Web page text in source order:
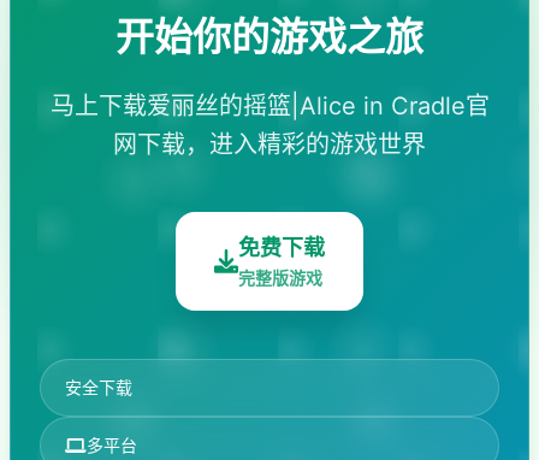
开始你的游戏之旅
马上下载爱丽丝的摇篮|Alice in Cradle官
网下载，进入精彩的游戏世界
免费下载
完整版游戏
安全下载
多平台